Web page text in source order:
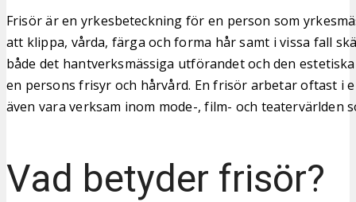
Frisör är en yrkesbeteckning för en person som
att klippa, vårda, färga och forma hår samt i vissa fall
både det hantverksmässiga utförandet och den
en persons frisyr och hårvård. En frisör arbetar oftast i
även vara verksam inom mode-, film- och teatervärlden
Vad betyder frisör?